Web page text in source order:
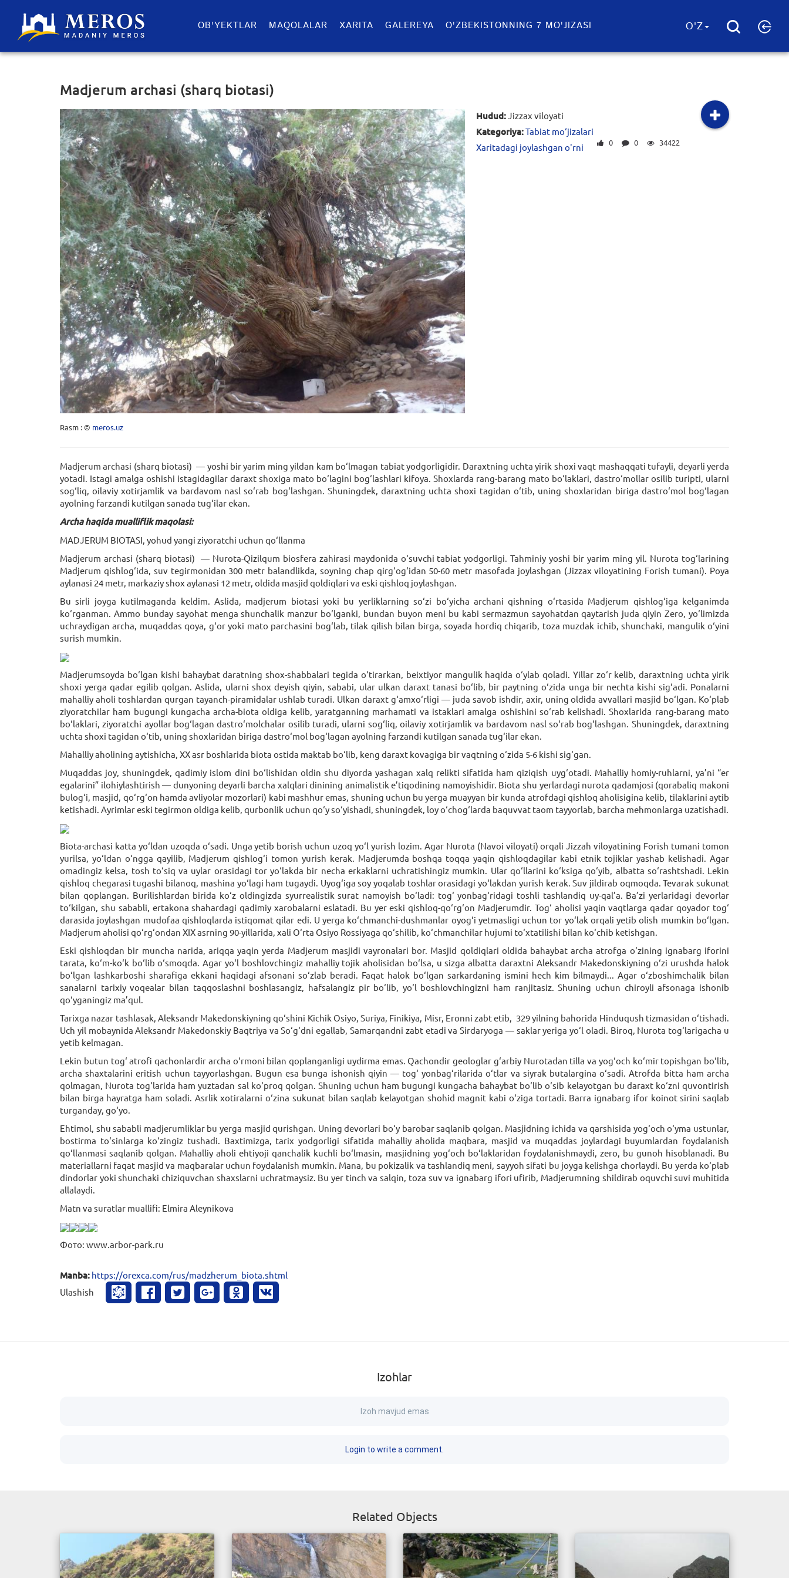
OB'YEKTLAR​ MAQOLALAR XARITA GALEREYA O'ZBEKISTONNING 7 MO'JIZASI O'Z
Madjerum archasi (sharq biotasi)
Rasm : © meros.uz
Hudud:Jizzax viloyati
Kategoriya:Tabiat mo‘jizalari
Xaritadagi joylashgan o'rni
0 0 34422
Madjerum archasi (sharq biotasi) — yoshi bir yarim ming yildan kam bo‘lmagan tabiat yodgorligidir. Daraxtning uchta yirik shoxi vaqt mashaqqati tufayli, deyarli yerda
yotadi. Istagi amalga oshishi istagidagilar daraxt shoxiga mato bo‘lagini bog‘lashlari kifoya. Shoxlarda rang-barang mato bo‘laklari, dastro‘mollar osilib turipti, ularni
sog‘liq, oilaviy xotirjamlik va bardavom nasl so‘rab bog‘lashgan. Shuningdek, daraxtning uchta shoxi tagidan o‘tib, uning shoxlaridan biriga dastro‘mol bog‘lagan
ayolning farzandi kutilgan sanada tug‘ilar ekan.
Archa haqida mualliflik maqolasi:
MADJERUM BIOTASI, yohud yangi ziyoratchi uchun qo‘llanma
Madjerum archasi (sharq biotasi) — Nurota-Qizilqum biosfera zahirasi maydonida o‘suvchi tabiat yodgorligi. Tahminiy yoshi bir yarim ming yil. Nurota tog‘larining
Madjerum qishlog‘ida, suv tegirmonidan 300 metr balandlikda, soyning chap qirg‘og‘idan 50-60 metr masofada joylashgan (Jizzax viloyatining Forish tumani). Poya
aylanasi 24 metr, markaziy shox aylanasi 12 metr, oldida masjid qoldiqlari va eski qishloq joylashgan.
Bu sirli joyga kutilmaganda keldim. Aslida, madjerum biotasi yoki bu yerliklarning so‘zi bo‘yicha archani qishning o‘rtasida Madjerum qishlog‘iga kelganimda
ko‘rganman. Ammo bunday sayohat menga shunchalik manzur bo‘lganki, bundan buyon meni bu kabi sermazmun sayohatdan qaytarish juda qiyin Zero, yo‘limizda
uchraydigan archa, muqaddas qoya, g‘or yoki mato parchasini bog‘lab, tilak qilish bilan birga, soyada hordiq chiqarib, toza muzdak ichib, shunchaki, mangulik o‘yini
surish mumkin.
Madjerumsoyda bo‘lgan kishi bahaybat daratning shox-shabbalari tegida o‘tirarkan, beixtiyor mangulik haqida o‘ylab qoladi. Yillar zo‘r kelib, daraxtning uchta yirik
shoxi yerga qadar egilib qolgan. Aslida, ularni shox deyish qiyin, sababi, ular ulkan daraxt tanasi bo‘lib, bir paytning o‘zida unga bir nechta kishi sig‘adi. Ponalarni
mahalliy aholi toshlardan qurgan tayanch-piramidalar ushlab turadi. Ulkan daraxt g‘amxo‘rligi — juda savob ishdir, axir, uning oldida avvallari masjid bo‘lgan. Ko‘plab
ziyoratchilar ham bugungi kungacha archa-biota oldiga kelib, yaratganning marhamati va istaklari amalga oshishini so‘rab kelishadi. Shoxlarida rang-barang mato
bo‘laklari, ziyoratchi ayollar bog‘lagan dastro‘molchalar osilib turadi, ularni sog‘liq, oilaviy xotirjamlik va bardavom nasl so‘rab bog‘lashgan. Shuningdek, daraxtning
uchta shoxi tagidan o‘tib, uning shoxlaridan biriga dastro‘mol bog‘lagan ayolning farzandi kutilgan sanada tug‘ilar ekan.
Mahalliy aholining aytishicha, XX asr boshlarida biota ostida maktab bo‘lib, keng daraxt kovagiga bir vaqtning o‘zida 5-6 kishi sig‘gan.
Muqaddas joy, shuningdek, qadimiy islom dini bo‘lishidan oldin shu diyorda yashagan xalq relikti sifatida ham qiziqish uyg‘otadi. Mahalliy homiy-ruhlarni, ya’ni “er
egalarini” ilohiylashtirish — dunyoning deyarli barcha xalqlari dinining animalistik e’tiqodining namoyishidir. Biota shu yerlardagi nurota qadamjosi (qorabaliq makoni
bulog‘i, masjid, qo‘rg‘on hamda avliyolar mozorlari) kabi mashhur emas, shuning uchun bu yerga muayyan bir kunda atrofdagi qishloq aholisigina kelib, tilaklarini aytib
ketishadi. Ayrimlar eski tegirmon oldiga kelib, qurbonlik uchun qo‘y so‘yishadi, shuningdek, loy o‘chog‘larda baquvvat taom tayyorlab, barcha mehmonlarga uzatishadi.
Biota-archasi katta yo‘ldan uzoqda o‘sadi. Unga yetib borish uchun uzoq yo‘l yurish lozim. Agar Nurota (Navoi viloyati) orqali Jizzah viloyatining Forish tumani tomon
yurilsa, yo‘ldan o‘ngga qayilib, Madjerum qishlog‘i tomon yurish kerak. Madjerumda boshqa toqqa yaqin qishloqdagilar kabi etnik tojiklar yashab kelishadi. Agar
omadingiz kelsa, tosh to‘siq va uylar orasidagi tor yo‘lakda bir necha erkaklarni uchratishingiz mumkin. Ular qo‘llarini ko‘ksiga qo‘yib, albatta so‘rashtshadi. Lekin
qishloq chegarasi tugashi bilanoq, mashina yo‘lagi ham tugaydi. Uyog‘iga soy yoqalab toshlar orasidagi yo‘lakdan yurish kerak. Suv jildirab oqmoqda. Tevarak sukunat
bilan qoplangan. Burilishlardan birida ko‘z oldingizda syurrealistik surat namoyish bo‘ladi: tog‘ yonbag‘ridagi toshli tashlandiq uy-qal’a. Ba’zi yerlaridagi devorlar
to‘kilgan, shu sababli, ertakona shahardagi qadimiy xarobalarni eslatadi. Bu yer eski qishloq-qo‘rg‘on Madjerumdir. Tog‘ aholisi yaqin vaqtlarga qadar qoyador tog‘
darasida joylashgan mudofaa qishloqlarda istiqomat qilar edi. U yerga ko‘chmanchi-dushmanlar oyog‘i yetmasligi uchun tor yo‘lak orqali yetib olish mumkin bo‘lgan.
Madjerum aholisi qo‘rg‘ondan XIX asrning 90-yillarida, xali O‘rta Osiyo Rossiyaga qo‘shilib, ko‘chmanchilar hujumi to‘xtatilishi bilan ko‘chib ketishgan.
Eski qishloqdan bir muncha narida, ariqqa yaqin yerda Madjerum masjidi vayronalari bor. Masjid qoldiqlari oldida bahaybat archa atrofga o‘zining ignabarg iforini
tarata, ko‘m-ko‘k bo‘lib o‘smoqda. Agar yo‘l boshlovchingiz mahalliy tojik aholisidan bo‘lsa, u sizga albatta daraxtni Aleksandr Makedonskiyning o‘zi urushda halok
bo‘lgan lashkarboshi sharafiga ekkani haqidagi afsonani so‘zlab beradi. Faqat halok bo‘lgan sarkardaning ismini hech kim bilmaydi... Agar o‘zboshimchalik bilan
sanalarni tarixiy voqealar bilan taqqoslashni boshlasangiz, hafsalangiz pir bo‘lib, yo‘l boshlovchingizni ham ranjitasiz. Shuning uchun chiroyli afsonaga ishonib
qo‘yganingiz ma’qul.
Tarixga nazar tashlasak, Aleksandr Makedonskiyning qo‘shini Kichik Osiyo, Suriya, Finikiya, Misr, Eronni zabt etib, 329 yilning bahorida Hinduqush tizmasidan o‘tishadi.
Uch yil mobaynida Aleksandr Makedonskiy Baqtriya va So‘g‘dni egallab, Samarqandni zabt etadi va Sirdaryoga — saklar yeriga yo‘l oladi. Biroq, Nurota tog‘larigacha u
yetib kelmagan.
Lekin butun tog‘ atrofi qachonlardir archa o‘rmoni bilan qoplanganligi uydirma emas. Qachondir geologlar g‘arbiy Nurotadan tilla va yog‘och ko‘mir topishgan bo‘lib,
archa shaxtalarini eritish uchun tayyorlashgan. Bugun esa bunga ishonish qiyin — tog‘ yonbag‘rilarida o‘tlar va siyrak butalargina o‘sadi. Atrofda bitta ham archa
qolmagan, Nurota tog‘larida ham yuztadan sal ko‘proq qolgan. Shuning uchun ham bugungi kungacha bahaybat bo‘lib o‘sib kelayotgan bu daraxt ko‘zni quvontirish
bilan birga hayratga ham soladi. Asrlik xotiralarni o‘zina sukunat bilan saqlab kelayotgan shohid magnit kabi o‘ziga tortadi. Barra ignabarg ifor koinot sirini saqlab
turganday, go‘yo.
Ehtimol, shu sababli madjerumliklar bu yerga masjid qurishgan. Uning devorlari bo‘y barobar saqlanib qolgan. Masjidning ichida va qarshisida yog‘och o‘yma ustunlar,
bostirma to‘sinlarga ko‘zingiz tushadi. Baxtimizga, tarix yodgorligi sifatida mahalliy aholida maqbara, masjid va muqaddas joylardagi buyumlardan foydalanish
qo‘llanmasi saqlanib qolgan. Mahalliy aholi ehtiyoji qanchalik kuchli bo‘lmasin, masjidning yog‘och bo‘laklaridan foydalanishmaydi, zero, bu gunoh hisoblanadi. Bu
materiallarni faqat masjid va maqbaralar uchun foydalanish mumkin. Mana, bu pokizalik va tashlandiq meni, sayyoh sifati bu joyga kelishga chorlaydi. Bu yerda ko‘plab
dindorlar yoki shunchaki chiziquvchan shaxslarni uchratmaysiz. Bu yer tinch va salqin, toza suv va ignabarg ifori ufirib, Madjerumning shildirab oquvchi suvi muhitida
allalaydi.
Matn va suratlar muallifi: Elmira Aleynikova
Фото: www.arbor-park.ru
Manba: https://orexca.com/rus/madzherum_biota.shtml
Ulashish
Izohlar
Izoh mavjud emas
Login to write a comment.
Related Objects